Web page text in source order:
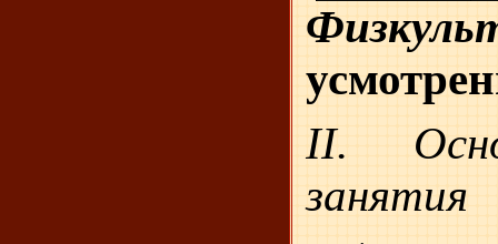
II.
занятия